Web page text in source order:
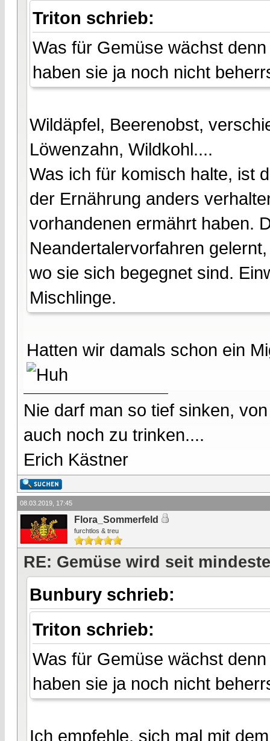
Triton schrieb:
Was für Gemüse wächst
haben sie ja noch nicht
Wildäpfel, Beerenobst,
Löwenzahn, Wildkohl....
Was ich für komisch halte, ist
der Ernährung anders
vorhandenen ermährt haben.
Neandertalervorfahren
wo sie sich begegnet sind.
Mischlinge.
Hatten wir damals schon ein
Nie darf man so tief sinken,
auch noch zu trinken....
Erich Kästner
08.03.2019, 17:45
Flora_Sommerfeld
furchtlos & treu
RE: Gemüse wird seit
Bunbury schrieb:
Triton schrieb:
Was für Gemüse wächst
haben sie ja noch nicht
Ich empfehle, sich mal mit